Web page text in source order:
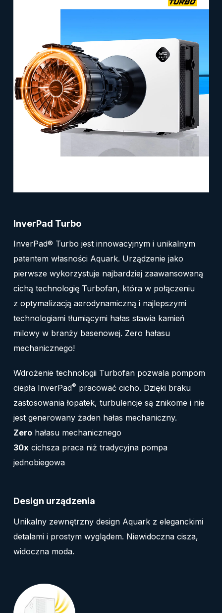
InverPad Turbo
InverPad® Turbo jest innowacyjnym i unikalnym
patentem własności Aquark. Urządzenie jako
pierwsze wykorzystuje najbardziej zaawansowaną
cichą technologię Turbofan, która w połączeniu
z optymalizacją aerodynamiczną i najlepszymi
technologiami tłumiącymi hałas stawia kamień
milowy w branży basenowej. Zero hałasu
mechanicznego!
Wdrożenie technologii Turbofan pozwala pompom
ciepła InverPad® pracować cicho. Dzięki braku
zastosowania łopatek, turbulencje są znikome i nie
jest generowany żaden hałas mechaniczny.
Zerohałasu mechanicznego
30xcichsza praca niż tradycyjna pompa
jednobiegowa
Design urządzenia
Unikalny zewnętrzny design Aquark z eleganckimi
detalami i prostym wyglądem. Niewidoczna cisza,
widoczna moda.